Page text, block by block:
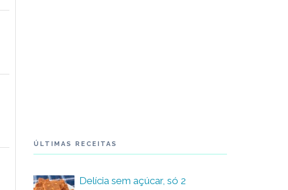
ÚLTIMAS RECEITAS
Delícia sem açúcar, só 2